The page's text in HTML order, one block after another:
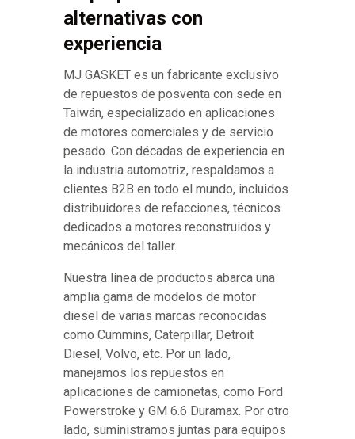
alternativas con
experiencia
MJ GASKET es un fabricante exclusivo
de repuestos de posventa con sede en
Taiwán, especializado en aplicaciones
de motores comerciales y de servicio
pesado. Con décadas de experiencia en
la industria automotriz, respaldamos a
clientes B2B en todo el mundo, incluidos
distribuidores de refacciones, técnicos
dedicados a motores reconstruidos y
mecánicos del taller.
Nuestra línea de productos abarca una
amplia gama de modelos de motor
diesel de varias marcas reconocidas
como Cummins, Caterpillar, Detroit
Diesel, Volvo, etc. Por un lado,
manejamos los repuestos en
aplicaciones de camionetas, como Ford
Powerstroke y GM 6.6 Duramax. Por otro
lado, suministramos juntas para equipos